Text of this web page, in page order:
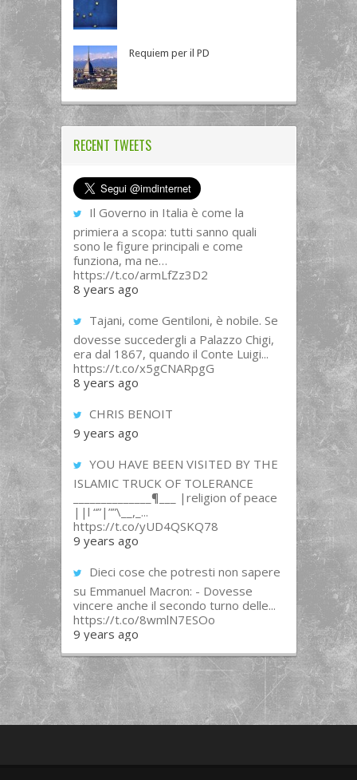
Requiem per il PD
RECENT TWEETS
Il Governo in Italia è come la
primiera a scopa: tutti sanno quali
sono le figure principali e come
funziona, ma ne…
https://t.co/armLfZz3D2
8 years ago
Tajani, come Gentiloni, è nobile. Se
dovesse succedergli a Palazzo Chigi,
era dal 1867, quando il Conte Luigi...
https://t.co/x5gCNARpgG
8 years ago
CHRIS BENOIT
9 years ago
YOU HAVE BEEN VISITED BY THE
ISLAMIC TRUCK OF TOLERANCE
______________¶___ |religion of peace
||l “”|””\__,_...
https://t.co/yUD4QSKQ78
9 years ago
Dieci cose che potresti non sapere
su Emmanuel Macron: - Dovesse
vincere anche il secondo turno delle...
https://t.co/8wmlN7ESOo
9 years ago